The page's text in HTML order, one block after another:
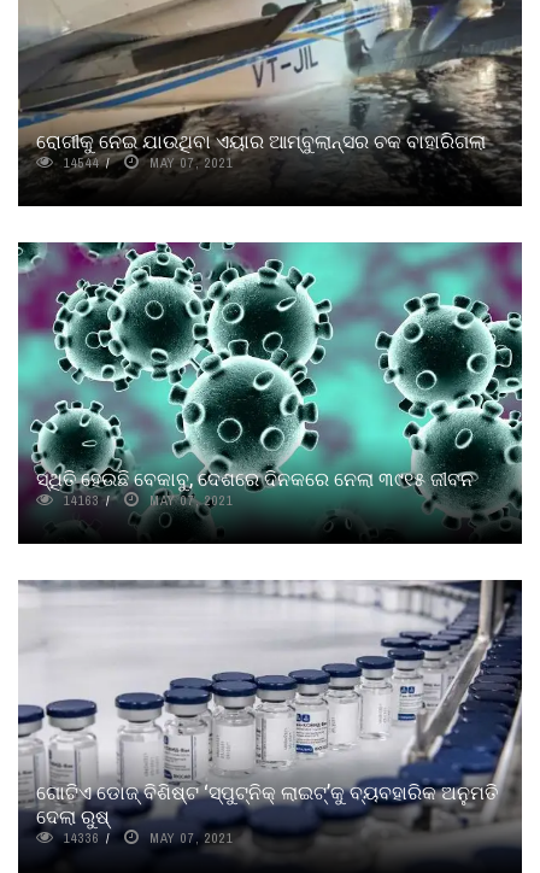
ରୋଗୀକୁ ନେଇ ଯାଉଥିବା ଏୟାର ଆମ୍ବୁଲାନ୍ସର ଚକ ବାହାରିଗଲା
14544 MAY 07, 2021
ସ୍ଥିତି ହେଉଛି ବେକାବୁ, ଦେଶରେ ଦିନକରେ ନେଲା ୩୯୧୫ ଜୀବନ
14163 MAY 07, 2021
ଗୋଟିଏ ଡୋଜ୍ ବିଶିଷ୍ଟ ‘ସ୍ପୁଟ୍‌ନିକ୍ ଲାଇଟ୍‌’କୁ ବ୍ୟବହାରିକ ଅନୁମତି
ଦେଲା ରୁଷ୍‌
14336 MAY 07, 2021